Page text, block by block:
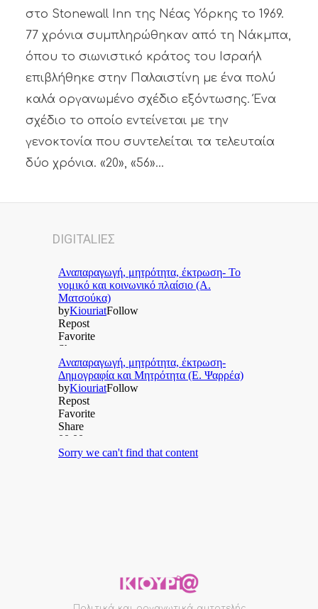
στο Stonewall Inn της Νέας Υόρκης το 1969.
77 χρόνια συμπληρώθηκαν από τη Νάκμπα,
όπου το σιωνιστικό κράτος του Ισραήλ
επιβλήθηκε στην Παλαιστίνη με ένα πολύ
καλά οργανωμένο σχέδιο εξόντωσης. Ένα
σχέδιο το οποίο εντείνεται με την
γενοκτονία που συντελείται τα τελευταία
δύο χρόνια. «20», «56»...
DIGITALΙΕΣ